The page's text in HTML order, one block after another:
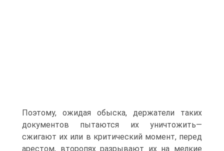
Поэтому, ожидая обыска, держатели таких
документов пытаются их уничтожить—
сжигают их или в критический момент, перед
арестом, второпях разрывают их на мелкие